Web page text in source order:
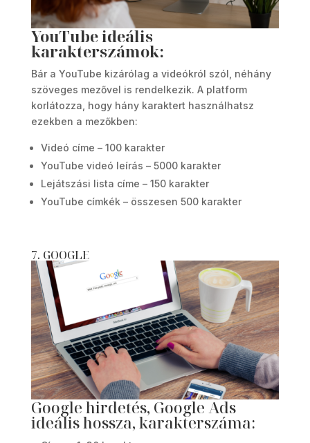
YouTube ideális
karakterszámok:
Bár a YouTube kizárólag a videókról szól, néhány
szöveges mezővel is rendelkezik. A platform
korlátozza, hogy hány karaktert használhatsz
ezekben a mezőkben:
Videó címe – 100 karakter
YouTube videó leírás – 5000 karakter
Lejátszási lista címe – 150 karakter
YouTube címkék – összesen 500 karakter
7. GOOGLE
Google hirdetés, Google Ads
ideális hossza, karakterszáma: